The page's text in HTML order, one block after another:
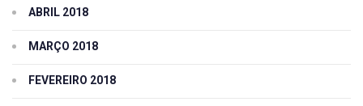
ABRIL 2018
MARÇO 2018
FEVEREIRO 2018